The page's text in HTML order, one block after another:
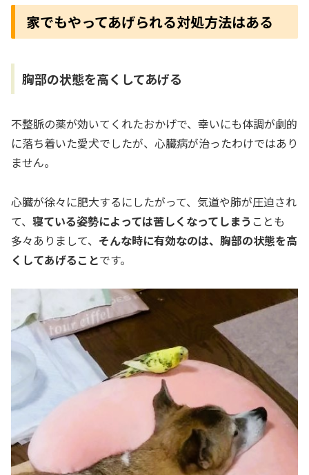
家でもやってあげられる対処方法はある
胸部の状態を高くしてあげる
不整脈の薬が効いてくれたおかげで、幸いにも体調が劇的
に落ち着いた愛犬でしたが、心臓病が治ったわけではあり
ません。
心臓が徐々に肥大するにしたがって、気道や肺が圧迫され
て、 寝ている姿勢によっては苦しくなってしまう ことも
多々ありまして、 そんな時に有効なのは、胸部の状態を高
くしてあげることです。